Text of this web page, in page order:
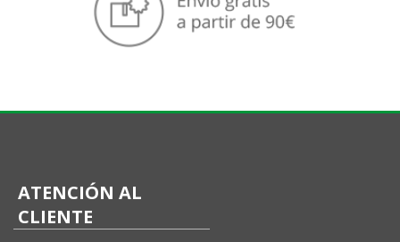
ATENCIÓN AL
CLIENTE